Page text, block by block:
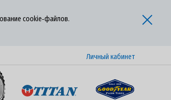
cookie‑файлов.
Личный кабинет